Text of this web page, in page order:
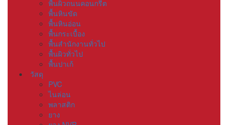
พื้นผิวถนนคอนกรีต
พื้นหินขัด
พื้นหินอ่อน
พื้นกระเบื้อง
พื้นสำนักงานทั่วไป
พื้นผิวทั่วไป
พื้นปาเก้
วัสดุ
PVC
ไนล่อน
พลาสติก
ยาง